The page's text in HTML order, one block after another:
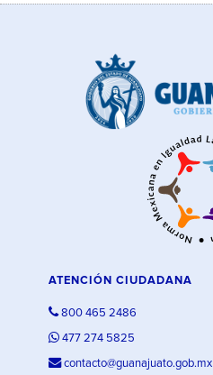
ATENCIÓN CIUDADANA
800 465 2486
477 274 5825
contacto@guanajuato.gob.mx